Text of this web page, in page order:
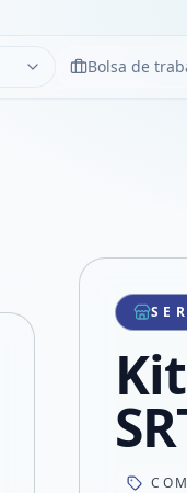
LimpiarBolsa de
Compartir producto
Compartir por WhatsApp
Compartir por mail
Compartir en Facebook
Compartir en X